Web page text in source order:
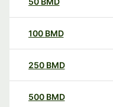
100 BMD
250 BMD
500 BMD